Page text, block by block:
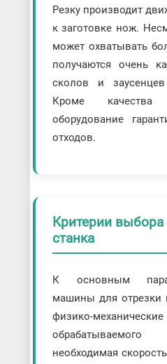
Резку производит
к заготовке нож.
может охватывать
получаются очень
сколов и
Кроме
оборудование
отходов.
Критерии выбора
станка
К основным
машины для отрезки
физико-
необходимая